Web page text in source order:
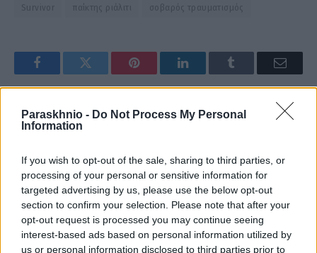
Paraskhnio - Do Not Process My Personal
Information
If you wish to opt-out of the sale, sharing to third parties, or
processing of your personal or sensitive information for
targeted advertising by us, please use the below opt-out
section to confirm your selection. Please note that after your
opt-out request is processed you may continue seeing
interest-based ads based on personal information utilized by
us or personal information disclosed to third parties prior to
Survivor παίκτης ριάλιτι σοβαρός τραυματισμός
FacebookTwitter Pinterest LinkedInTumblr Email
ΠΡΟΗΓΟΎΜΕΝΟ ΆΡΘΡΟ
ληστείας στην Κάτω Τιθορέα –
Πώς εντοπίστηκαν οι 8 με τον
βαρύ οπλισμό
ΕΠΌΜΕΝΟ ΆΡΘΡΟ
στην Αττική – Σε ποιες
περιοχές θα σημειωθούν